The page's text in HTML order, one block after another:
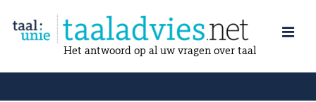
Het antwoord op al uw vragen over taal